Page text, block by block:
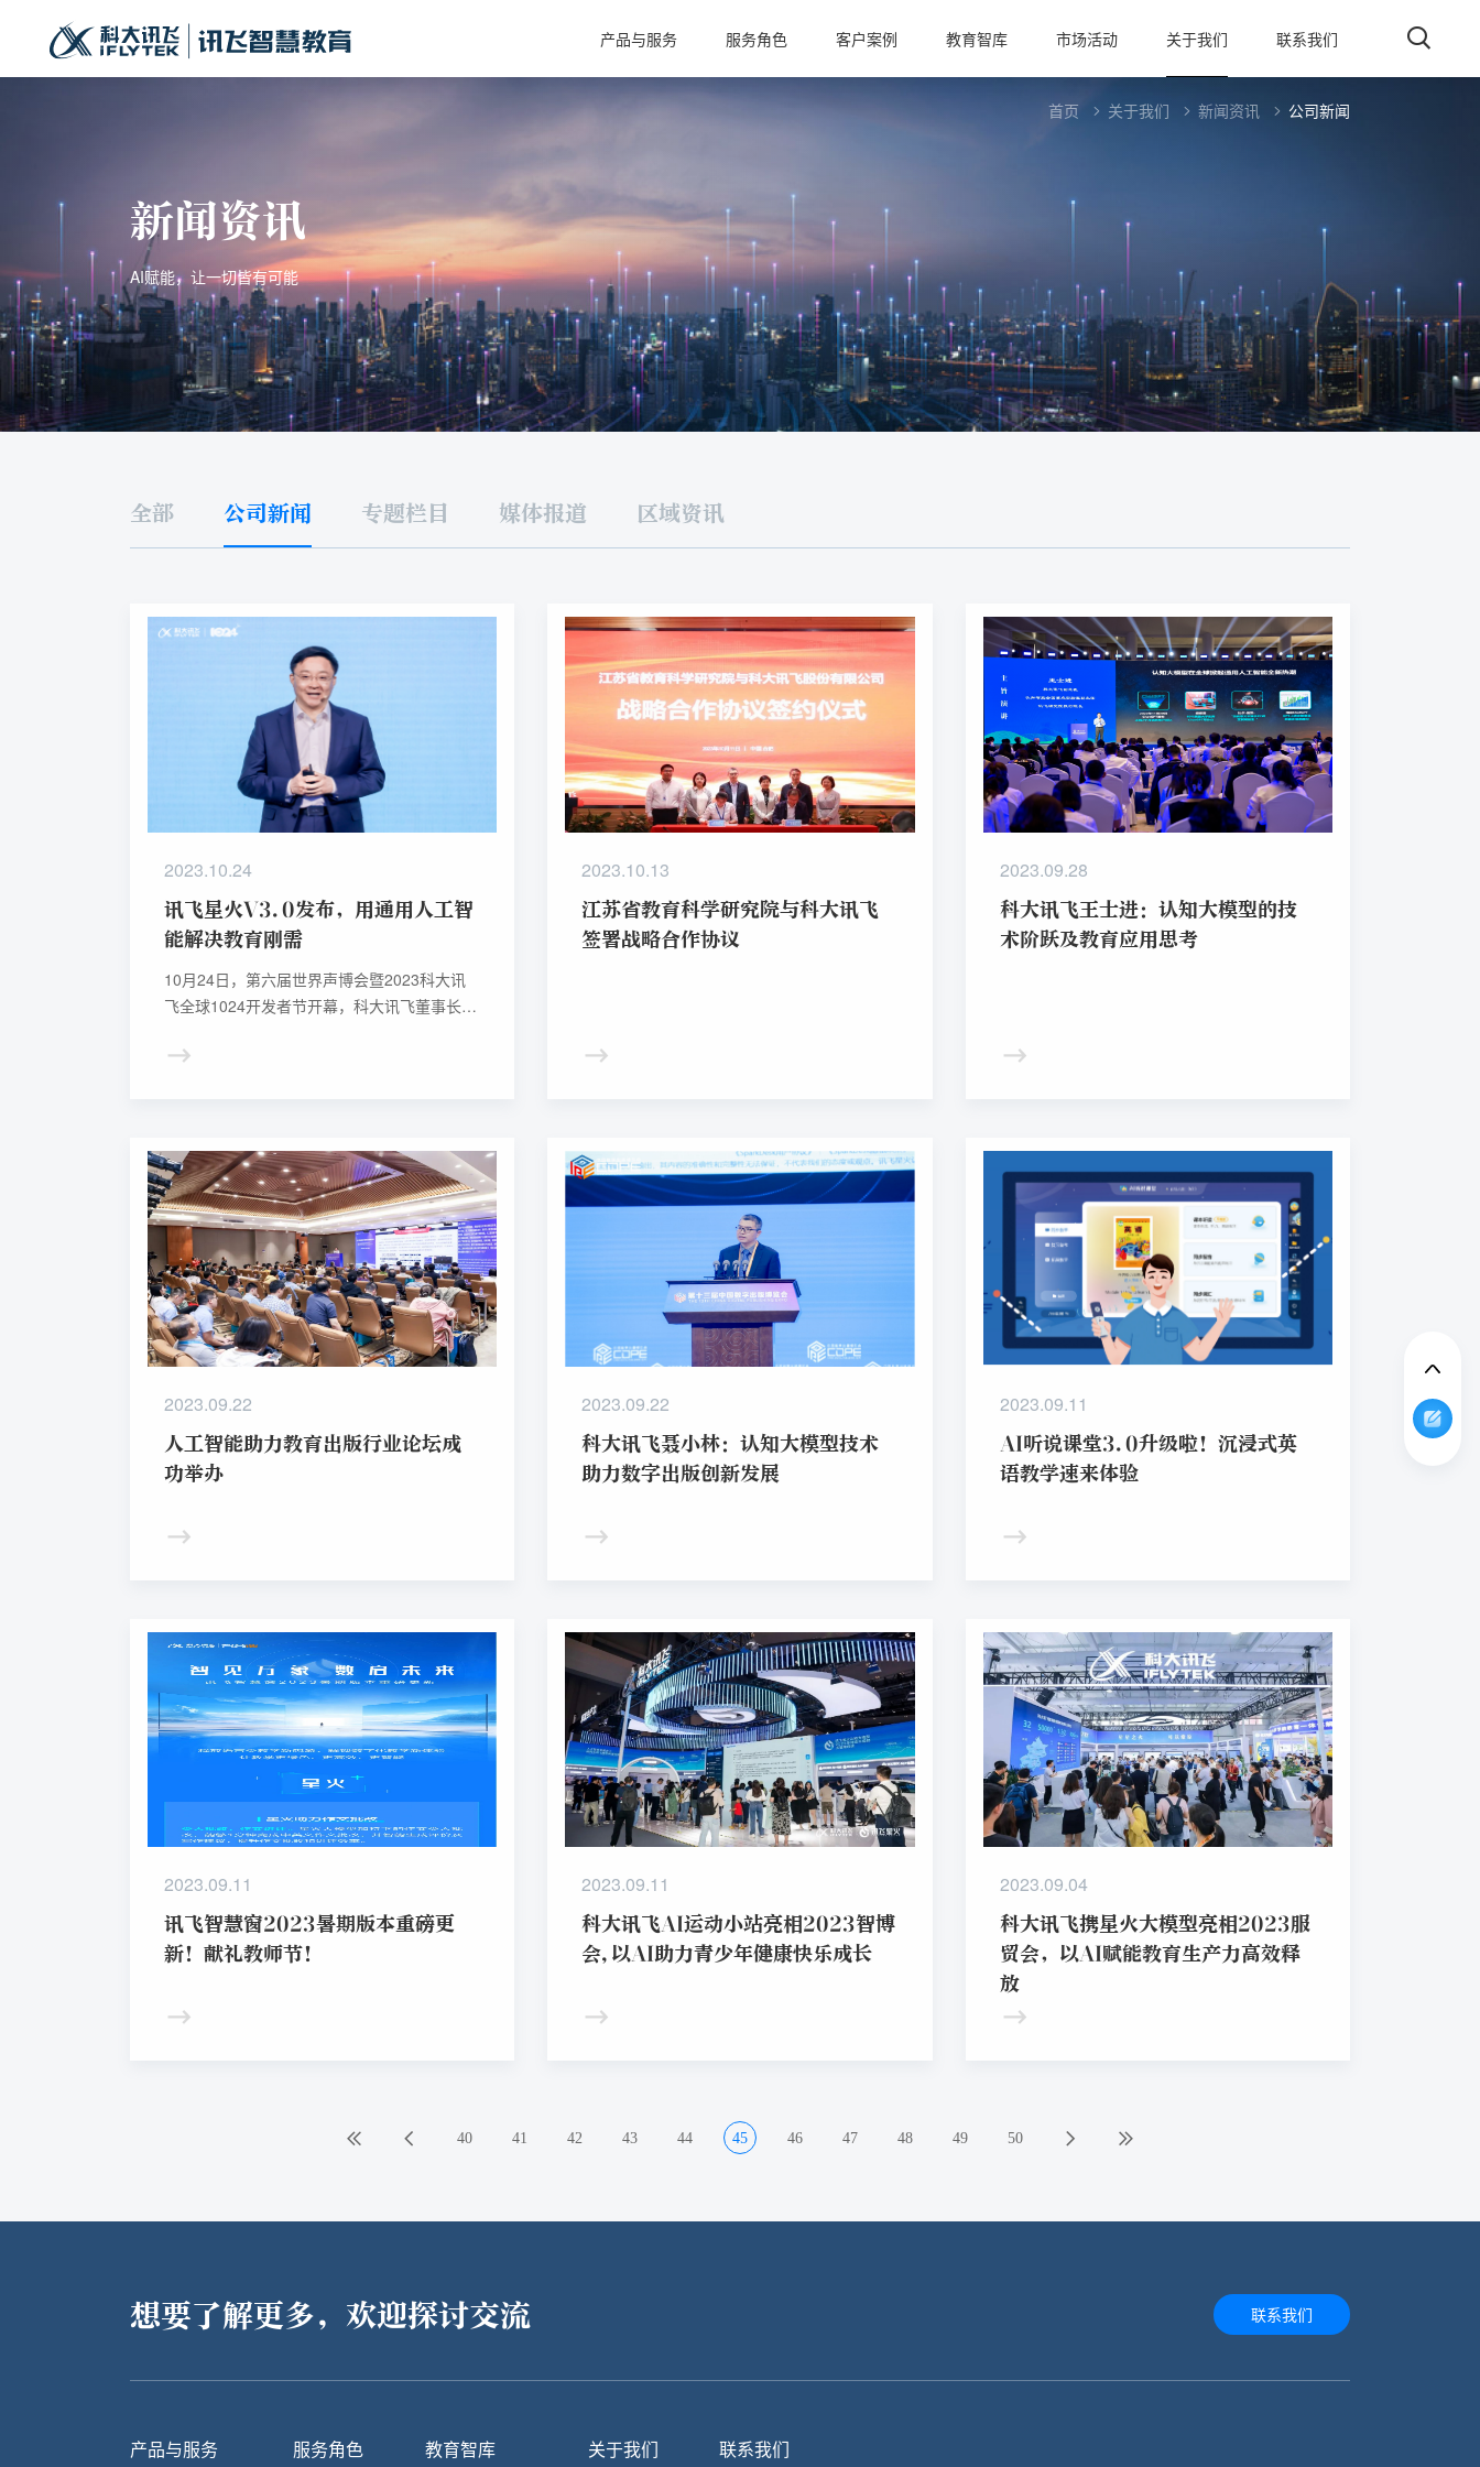
产品与服务 服务角色 客户案例 教育智库 市场活动 关于我们 联系我们
首页 关于我们 新闻资讯 公司新闻
新闻资讯
AI赋能，让一切皆有可能
全部 公司新闻 专题栏目 媒体报道 区域资讯
2023.10.24
讯飞星火V3.0发布，用通用人工智
能解决教育刚需
10月24日，第六届世界声博会暨2023科大讯
飞全球1024开发者节开幕，科大讯飞董事长刘
型V3.0，七大能力持续提升，整体超越
2023.10.13
江苏省教育科学研究院与科大讯飞
签署战略合作协议
2023.09.28
科大讯飞王士进：认知大模型的技
术阶跃及教育应用思考
2023.09.22
人工智能助力教育出版行业论坛成
功举办
2023.09.22
科大讯飞聂小林：认知大模型技术
助力数字出版创新发展
2023.09.11
AI听说课堂3.0升级啦！沉浸式英
语教学速来体验
2023.09.11
讯飞智慧窗2023暑期版本重磅更
新！献礼教师节！
2023.09.11
科大讯飞AI运动小站亮相2023智博
会,以AI助力青少年健康快乐成长
2023.09.04
科大讯飞携星火大模型亮相2023服
贸会，以AI赋能教育生产力高效释
放
40 41 42 43 44 45 46 47 48 49 50
想要了解更多，欢迎探讨交流 联系我们
产品与服务 服务角色 教育智库 关于我们 联系我们